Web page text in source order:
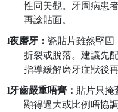
性同美觀。牙周病患
再諗貼面。
l夜磨牙： 瓷貼片雖然堅固
折裂或脫落。建議先
指導緩解磨牙症狀後
l牙齒嚴重唔齊： 貼片只掩
顯得過大或比例唔協